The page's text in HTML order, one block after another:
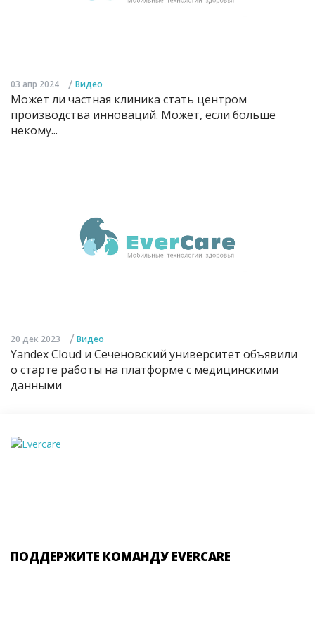
03 апр 2024 / Видео
Может ли частная клиника стать центром
производства инноваций. Может, если больше
некому...
20 дек 2023 / Видео
Yandex Cloud и Сеченовский университет объявили
о старте работы на платформе с медицинскими
данными
ПОДДЕРЖИТЕ КОМАНДУ EVERCARE